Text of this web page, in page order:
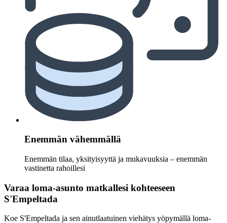
Enemmän vähemmällä
Enemmän tilaa, yksityisyyttä ja mukavuuksia – enemmän
vastinetta rahoillesi
Varaa loma-asunto matkallesi kohteeseen
S'Empeltada
Koe S'Empeltada ja sen ainutlaatuinen viehätys yöpymällä loma-